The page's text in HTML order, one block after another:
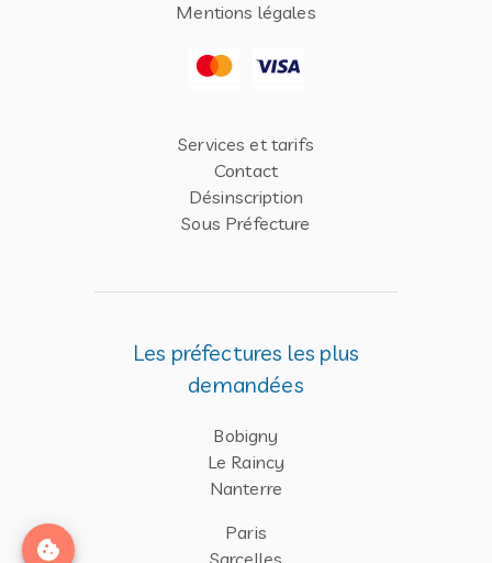
Mentions légales
Services et tarifs
Contact
Désinscription
Sous Préfecture
Les préfectures les plus
demandées
Bobigny
Le Raincy
Nanterre
Paris